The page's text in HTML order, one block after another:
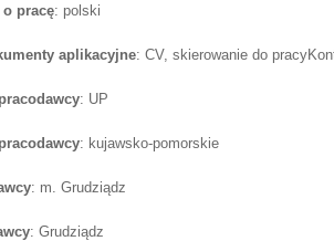
pracę: polski
aplikacyjne: CV, skierowanie do
: UP
: kujawsko-pomorskie
: m. Grudziądz
: Grudziądz